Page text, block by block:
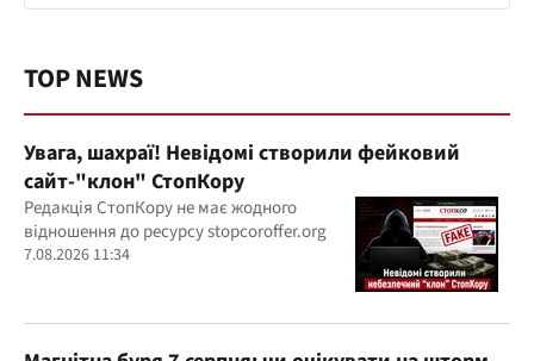
TOP NEWS
Увага, шахраї! Невідомі створили фейковий
сайт-"клон" СтопКору
Редакція СтопКору не має жодного
відношення до ресурсу stopcoroffer.org
7.08.2026 11:34